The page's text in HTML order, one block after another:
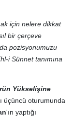
için nelere dikkat
bir çerçeve
pozisyonumuzu
i Sünnet tanımına
Yükselişine
üçüncü oturumunda
'ın yaptığı